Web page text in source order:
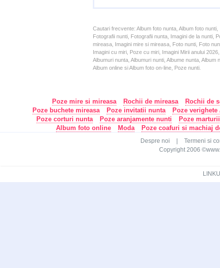
Cautari frecvente: Album foto nunta, Album foto
Fotografii nunti, Fotografii nunta, Imagini de la nunti,
mireasa, Imagini mire si mireasa, Foto nunti, Foto
Imagini cu miri, Poze cu miri, Imagini Mirii anului
Albumuri nunta, Albumuri nunti, Albume nunta,
Album online si Album foto on-line, Poze nunti.
Poze mire si mireasa Rochii de mireasa
Rochii de
Poze buchete mireasa
Poze invitatii nunta
Poze
Poze corturi nunta
Poze aranjamente nunti
Poze
Album foto online
Moda Poze coafuri si machiaj
Despre noi
Termeni si
Copyright 2006